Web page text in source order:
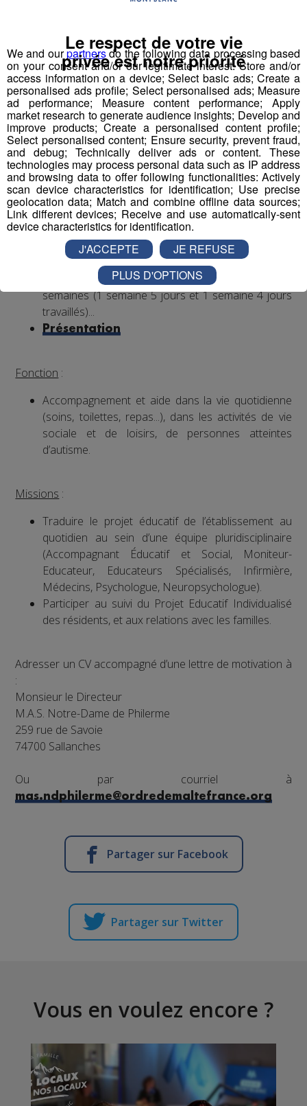
Expérience dans le handicap souhaitée, débutant
accepté.
Autre diplôme accepté : Moniteur-Educateur.
> poste à pourvoir dès que possible
Conditions:
CDI, 35h hebdomadaires, travail 1 weekend /2
(prime les dimanches travaillés)
Rémunération base conventionnelle CCN 1966,
salaire brut mensuel (indicatif de base, ancienneté
et diplôme pris en compte) : 2 000€
Mutuelle prise en charge à 90% par l’employeur
Financement VAE et formations par l’employeur,
avantages œuvres sociales, cycle de travail en 2
semaines (1 semaine 5 jours et 1 semaine 4 jours
travaillés)...
Présentation
Fonction :
Accompagnement et aide dans la vie quotidienne
(soins, toilettes, repas...), dans les activités de vie
sociale et de loisirs, de personnes atteintes
d’autisme.
Missions :
Traduire le projet éducatif de l’établissement au
quotidien au sein d’une équipe pluridisciplinaire
(Accompagnant Éducatif et Social, Moniteur-
Educateur, Educateurs Spécialisés, Infirmière,
Médecins, Psychologue, Neuropsychologue).
Participer au suivi du Projet Educatif Individualisé
des résidents, et aux relations avec les familles.
Adresser un CV accompagné d’une lettre de motivation à
:
Monsieur le Directeur
M.A.S. Notre-Dame de Philerme
259 rue de Savoie
74700 Sallanches
Ou par courriel à
mas.ndphilerme@ordredemaltefrance.org
Partager sur Facebook
Partager sur Twitter
Vous en voulez encore ?
We and ourpartnersdo the following data processing based
on your consent and/or our legitimate interest: Store and/or
access information on a device; Select basic ads; Create a
personalised ads profile; Select personalised ads; Measure
ad performance; Measure content performance; Apply
market research to generate audience insights; Develop and
improve products; Create a personalised content profile;
Select personalised content; Ensure security, prevent fraud,
and debug; Technically deliver ads or content. These
technologies may process personal data such as IP address
and browsing data to offer following functionalities: Actively
scan device characteristics for identification; Use precise
geolocation data; Match and combine offline data sources;
Link different devices; Receive and use automatically-sent
device characteristics for identification.
Le respect de votre vie
privée est notre priorité
J'ACCEPTE
JE REFUSE
PLUS D'OPTIONS